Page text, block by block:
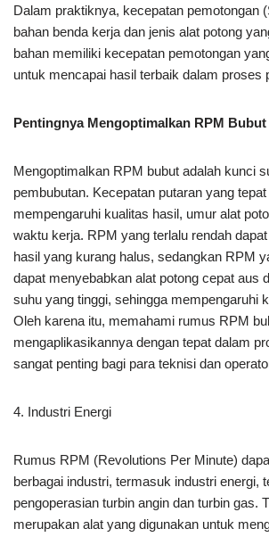
Dalam praktiknya, kecepatan pemotongan
bahan benda kerja dan jenis alat potong
bahan memiliki kecepatan pemotongan
untuk mencapai hasil terbaik dalam proses
Pentingnya Mengoptimalkan RPM Bubut
Mengoptimalkan RPM bubut adalah kunci
pembubutan. Kecepatan putaran yang
mempengaruhi kualitas hasil, umur alat
waktu kerja. RPM yang terlalu rendah
hasil yang kurang halus, sedangkan RPM
dapat menyebabkan alat potong cepat aus
suhu yang tinggi, sehingga mempengaruhi
Oleh karena itu, memahami rumus RPM
mengaplikasikannya dengan tepat dalam
sangat penting bagi para teknisi dan
4. Industri Energi
Rumus RPM (Revolutions Per Minute)
berbagai industri, termasuk industri energi,
pengoperasian turbin angin dan turbin gas.
merupakan alat yang digunakan untuk